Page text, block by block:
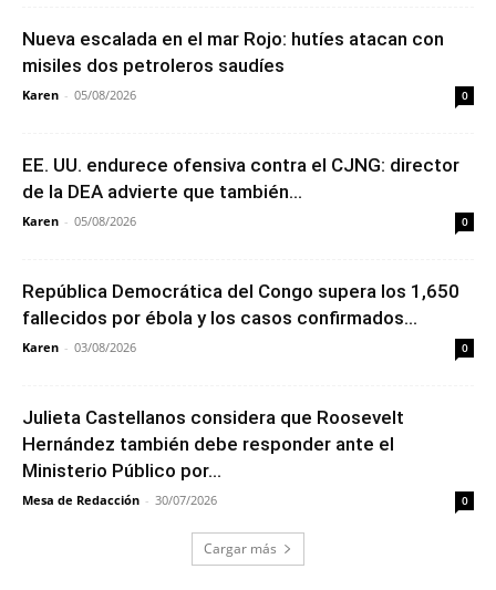
Nueva escalada en el mar Rojo: hutíes atacan con
misiles dos petroleros saudíes
Karen - 05/08/2026 0
EE. UU. endurece ofensiva contra el CJNG: director
de la DEA advierte que también...
Karen - 05/08/2026 0
República Democrática del Congo supera los 1,650
fallecidos por ébola y los casos confirmados...
Karen - 03/08/2026 0
Julieta Castellanos considera que Roosevelt
Hernández también debe responder ante el
Ministerio Público por...
Mesa de Redacción - 30/07/2026 0
Cargar más